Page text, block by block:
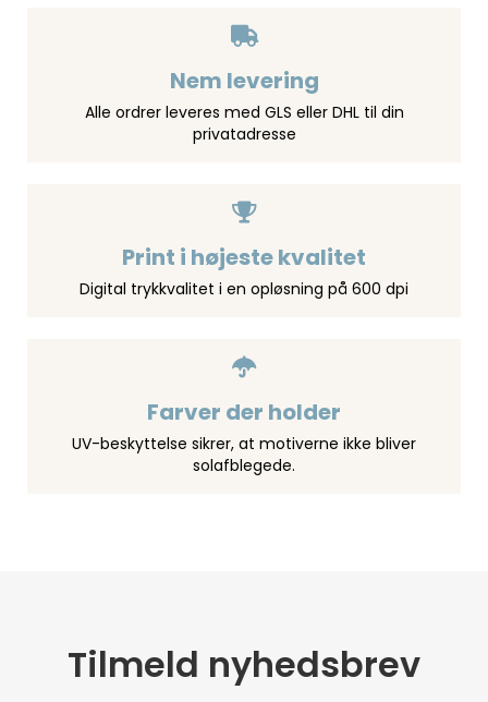
Nem levering
Alle ordrer leveres med GLS eller DHL til din
privatadresse
Print i højeste kvalitet
Digital trykkvalitet i en opløsning på 600 dpi
Farver der holder
UV-beskyttelse sikrer, at motiverne ikke bliver
solafblegede.
Tilmeld nyhedsbrev